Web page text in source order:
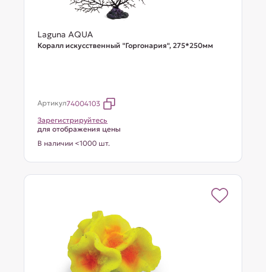
Laguna AQUA
Коралл искусственный "Горгонария", 275*250мм
Артикул74004103
Зарегистрируйтесь
для отображения цены
В наличии <1000 шт.